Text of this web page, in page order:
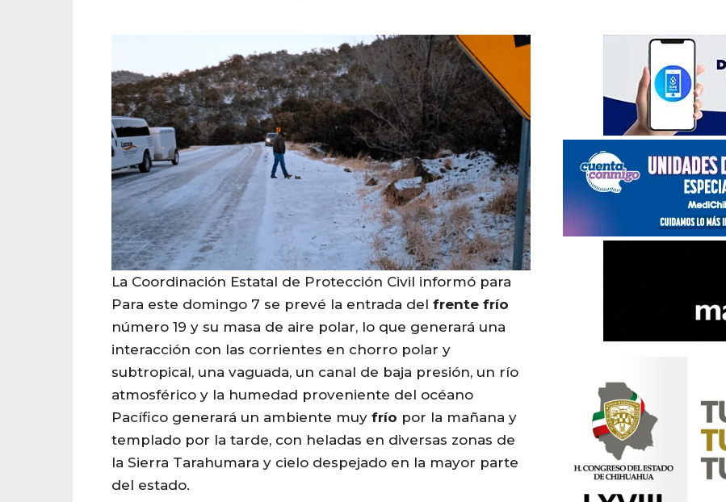
La Coordinación Estatal de Protección Civil informó para
Para este domingo 7 se prevé la entrada del frente frío
número 19 y su masa de aire polar, lo que generará una
interacción con las corrientes en chorro polar y
subtropical, una vaguada, un canal de baja presión, un río
atmosférico y la humedad proveniente del océano
Pacífico generará un ambiente muy frío por la mañana y
templado por la tarde, con heladas en diversas zonas de
la Sierra Tarahumara y cielo despejado en la mayor parte
del estado.